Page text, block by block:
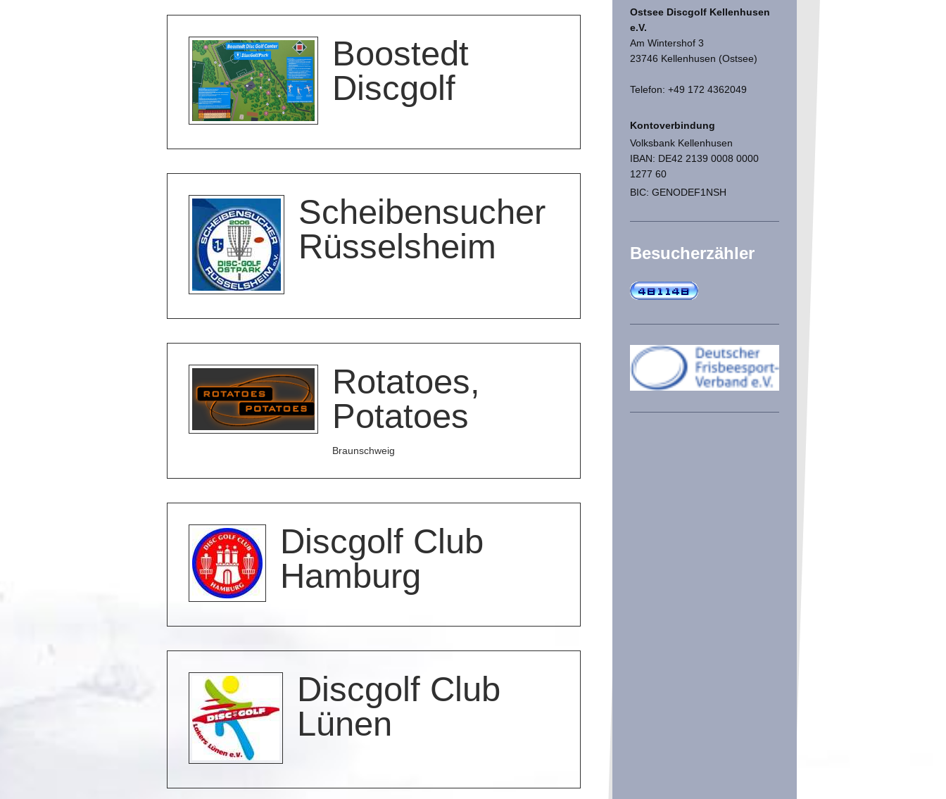
Boostedt
Discgolf
Scheibensucher
Rüsselsheim
Rotatoes,
Potatoes
Braunschweig
Discgolf Club
Hamburg
Discgolf Club
Lünen
Ostsee Discgolf Kellenhusen
e.V.
Am Wintershof 3
23746 Kellenhusen (Ostsee)
Telefon: +49 172 4362049
Kontoverbindung
Volksbank Kellenhusen
IBAN: DE42 2139 0008 0000
1277 60
BIC: GENODEF1NSH
Besucherzähler